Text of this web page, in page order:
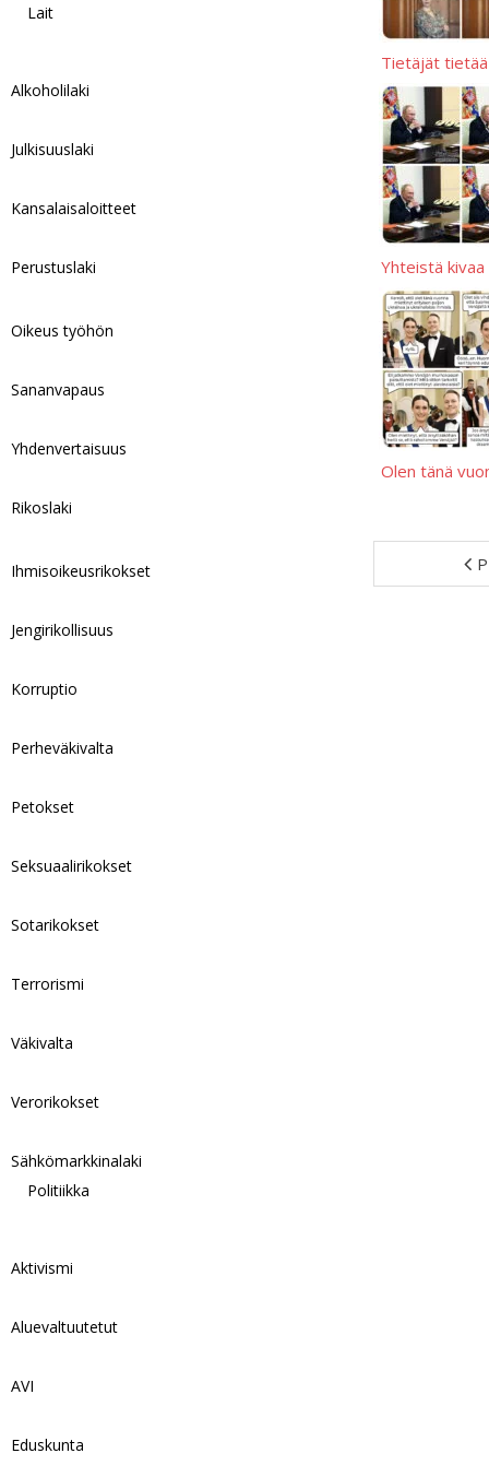
Tietäjät tietää
Yhteistä kivaa
Olen tänä
Lait
Alkoholilaki
Julkisuuslaki
Kansalaisaloitteet
Perustuslaki
Oikeus työhön
Sananvapaus
Yhdenvertaisuus
Rikoslaki
Ihmisoikeusrikokset
Jengirikollisuus
Korruptio
Perheväkivalta
Petokset
Seksuaalirikokset
Sotarikokset
Terrorismi
Väkivalta
Verorikokset
Sähkömarkkinalaki
Politiikka
Aktivismi
Aluevaltuutetut
AVI
Eduskunta